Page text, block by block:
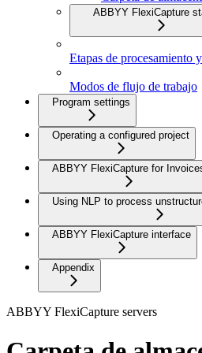
ABBYY FlexiCapture
Etapas de procesamiento
Modos de flujo de trabajo
Program settings
Operating a configured project
ABBYY FlexiCapture for
Using NLP to process
ABBYY FlexiCapture interface
Appendix
ABBYY FlexiCapture servers